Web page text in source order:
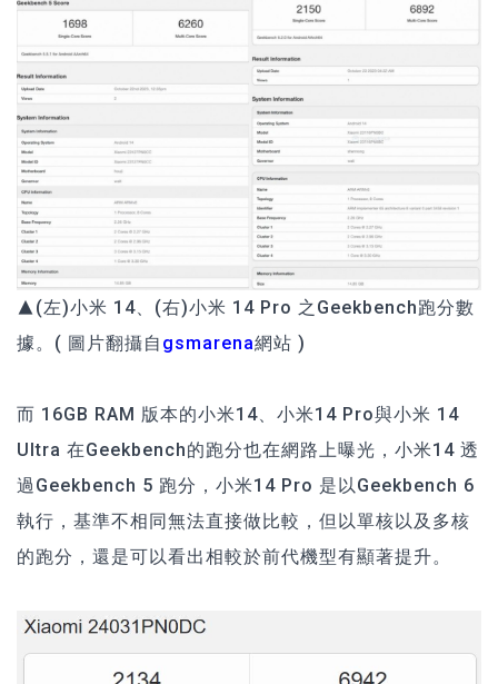
▲(左)小米 14、(右)小米 14 Pro 之Geekbench跑分數
據。( 圖片翻攝自 gsmarena網站 )
而 16GB RAM 版本的小米14、小米14 Pro與小米 14
Ultra 在Geekbench的跑分也在網路上曝光，小米14 透
過Geekbench 5 跑分，小米14 Pro 是以Geekbench 6
執行，基準不相同無法直接做比較，但以單核以及多核
的跑分，還是可以看出相較於前代機型有顯著提升。